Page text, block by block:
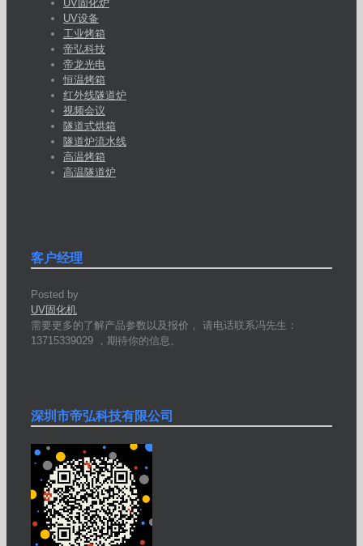
UV固化炉
UV设备
工业烤箱
帝弘科技
帝龙光电
恒温烤箱
红外线隧道炉
视频会议
隧道式烘箱
隧道炉流水线
高温烤箱
高温隧道炉
客户经理
Posted by
UV固化机
需要更多的了解产品参数以及报价， 请电话联系冯先生：
13715339029 ，期待你的信息。
深圳市帝弘科技有限公司